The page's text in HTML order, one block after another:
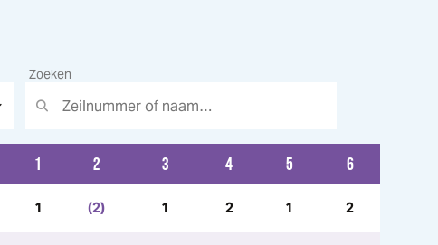
Zoeken
1 2 3 4 5 6
1 (2) 1 2 1 2